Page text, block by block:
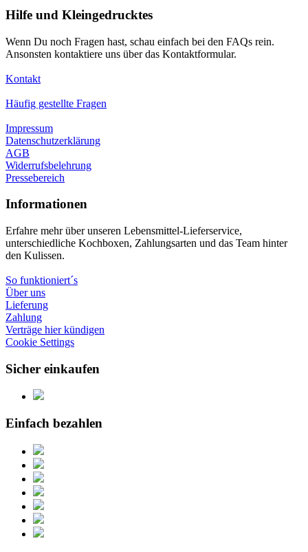
Hilfe und Kleingedrucktes
Wenn Du noch Fragen hast, schau einfach bei den FAQs rein.
Ansonsten kontaktiere uns über das Kontaktformular.
Kontakt
Häufig gestellte Fragen
Impressum
Datenschutzerklärung
AGB
Widerrufsbelehrung
Pressebereich
Informationen
Erfahre mehr über unseren Lebensmittel-Lieferservice,
unterschiedliche Kochboxen, Zahlungsarten und das Team hinter
den Kulissen.
So funktioniert´s
Über uns
Lieferung
Zahlung
Verträge hier kündigen
Cookie Settings
Sicher einkaufen
Einfach bezahlen